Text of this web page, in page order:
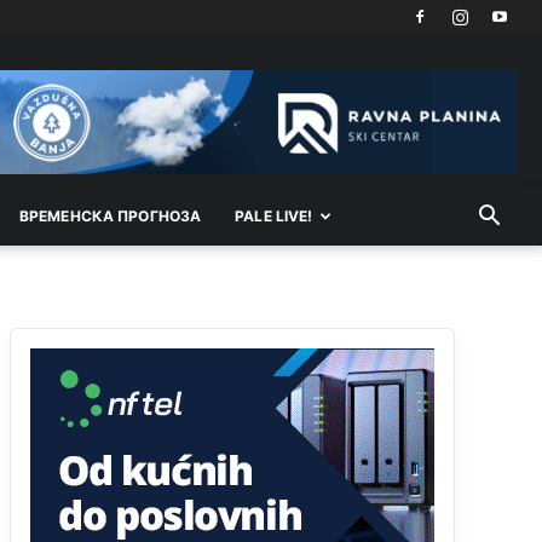
ВРEМEНСКА ПРОГНОЗА PALE LIVE!
Анонимно2810587 јуче
11:13
Proguglajte
Анонимно2810587
O kako su cudni lvi ljudi,uzeli bi sve da mogu...a
Nije u svijetu problem,nahraniti siromasnd,kako
nahraniti bogate!?
Анонимно2810587 јуче
Pozdrav,evo hvata me meze.
Анонимно2811968 јуче 11:38